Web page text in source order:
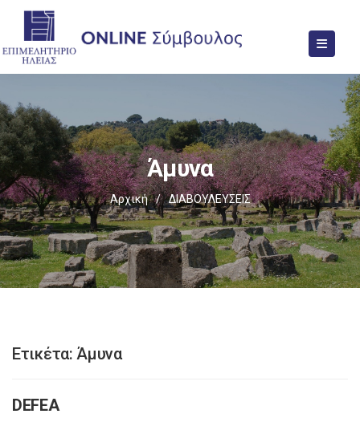
Άμυνα
Αρχική / ΔΙΑΒΟΥΛΕΥΣΕΙΣ
Ετικέτα:Άμυνα
DEFEA